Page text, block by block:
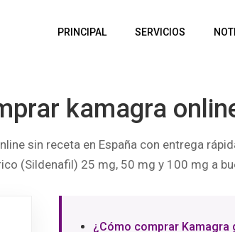
PRINCIPAL SERVICIOS
kamagra
sin receta en España con entrega
(Sildenafil) 25 mg, 50 mg y 100 mg a
¿Cómo comprar Kamagra